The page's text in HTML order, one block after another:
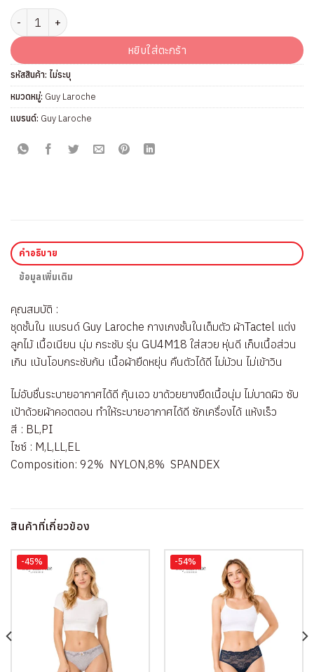
จำนวน กางเกงในทรงเต็มตัว แบรนด์ Guy Laroche รุ่น GU4M18 ชิ้น
หยิบใส่ตะกร้า
รหัสสินค้า: ไม่ระบุ
หมวดหมู่: Guy Laroche
แบรนด์: Guy Laroche
คำอธิบาย
ข้อมูลเพิ่มเติม
คุณสมบัติ :
ชุดชั้นใน แบรนด์ Guy Laroche กางเกงชั้นในเต็มตัว ผ้าTactel แต่ง
ลูกไม้ เนื้อเนียน นุ่ม กระชับ รุ่น GU4M18 ใส่สวย หุ่นดี เก็บเนื้อส่วน
เกิน เน้นโอบกระชับก้น เนื้อผ้ายืดหยุ่น คืนตัวได้ดี ไม่ม้วน ไม่เข้าวิน
ไม่อับชื่นระบายอากาศได้ดี กุ้นเอว ขาด้วยยางยืดเนื้อนุ่ม ไม่บาดผิว ซับ
เป้าด้วยผ้าคอตตอน ทำให้ระบายอากาศได้ดี ซักเครื่องได้ แห้งเร็ว
สี : BL,PI
ไซซ์ : M,L,LL,EL
Composition: 92% NYLON,8% SPANDEX
สินค้าที่เกี่ยวข้อง
-45% -54%